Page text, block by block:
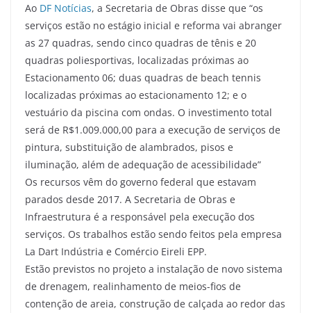
Ao DF Notícias, a Secretaria de Obras disse que “os
serviços estão no estágio inicial e reforma vai abranger
as 27 quadras, sendo cinco quadras de tênis e 20
quadras poliesportivas, localizadas próximas ao
Estacionamento 06; duas quadras de beach tennis
localizadas próximas ao estacionamento 12; e o
vestuário da piscina com ondas. O investimento total
será de R$1.009.000,00 para a execução de serviços de
pintura, substituição de alambrados, pisos e
iluminação, além de adequação de acessibilidade”
Os recursos vêm do governo federal que estavam
parados desde 2017. A Secretaria de Obras e
Infraestrutura é a responsável pela execução dos
serviços. Os trabalhos estão sendo feitos pela empresa
La Dart Indústria e Comércio Eireli EPP.
Estão previstos no projeto a instalação de novo sistema
de drenagem, realinhamento de meios-fios de
contenção de areia, construção de calçada ao redor das